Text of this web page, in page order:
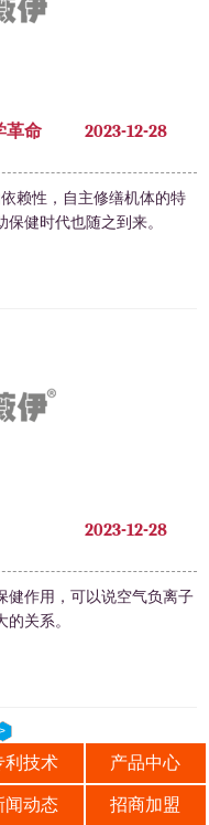
革命 2023-12-28
赖性，自主修缮机体的特
健时代也随之到来。
2023-12-28
健作用，可以说空气负离子
关系。
利技术 产品中心
闻动态 招商加盟